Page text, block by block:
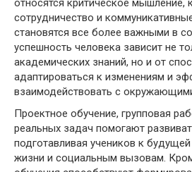
относятся критическое мышление,
сотрудничество и
становятся все более важными в
успешность человека зависит не
академических знаний, но и от
адаптироваться к изменениям и
взаимодействовать с
Проектное обучение, групповая
реальных задач помогают
подготавливая учеников к
жизни и социальным вызовам.